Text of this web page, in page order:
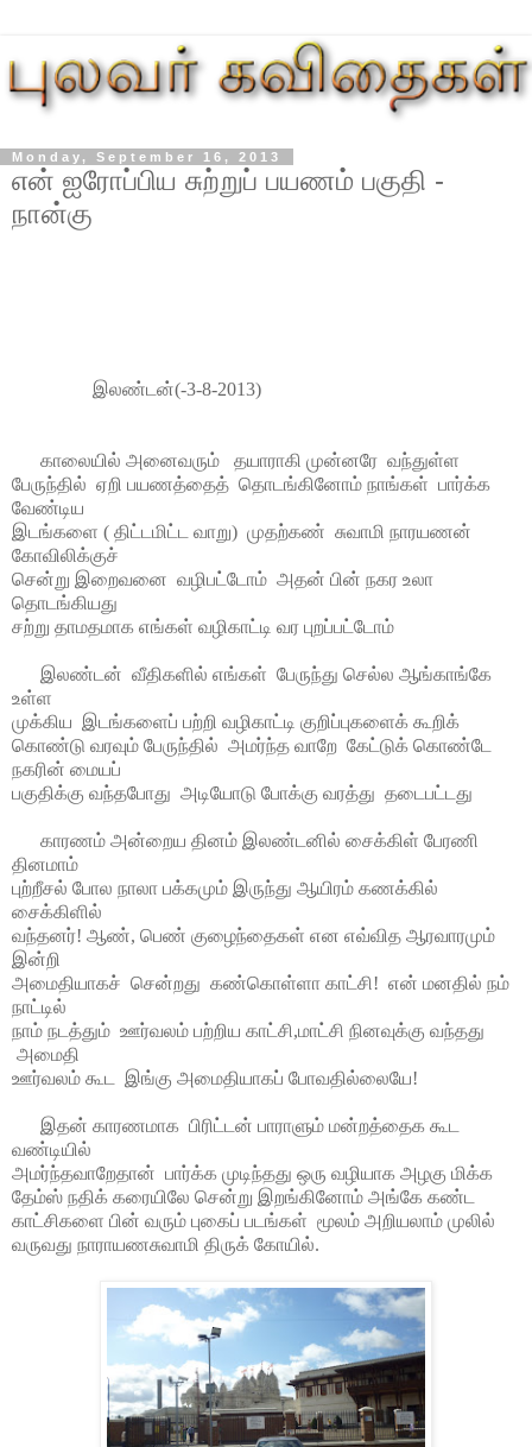
Monday, September 16, 2013
என் ஐரோப்பிய சுற்றுப் பயணம் பகுதி -
நான்கு
இலண்டன்(-3-8-2013)
காலையில் அனைவரும் தயாராகி முன்னரே வந்துள்ள
பேருந்தில் ஏறி பயணத்தைத் தொடங்கினோம் நாங்கள் பார்க்க
வேண்டிய
இடங்களை ( திட்டமிட்ட வாறு) முதற்கண் சுவாமி நாரயணன்
கோவிலிக்குச்
சென்று இறைவனை வழிபட்டோம் அதன் பின் நகர உலா
தொடங்கியது
சற்று தாமதமாக எங்கள் வழிகாட்டி வர புறப்பட்டோம்
இலண்டன் வீதிகளில் எங்கள் பேருந்து செல்ல ஆங்காங்கே
உள்ள
முக்கிய இடங்களைப் பற்றி வழிகாட்டி குறிப்புகளைக் கூறிக்
கொண்டு வரவும் பேருந்தில் அமர்ந்த வாறே கேட்டுக் கொண்டே
நகரின் மையப்
பகுதிக்கு வந்தபோது அடியோடு போக்கு வரத்து தடைபட்டது
காரணம் அன்றைய தினம் இலண்டனில் சைக்கிள் பேரணி
தினமாம்
புற்றீசல் போல நாலா பக்கமும் இருந்து ஆயிரம் கணக்கில்
சைக்கிளில்
வந்தனர்! ஆண், பெண் குழைந்தைகள் என எவ்வித ஆரவாரமும்
இன்றி
அமைதியாகச் சென்றது கண்கொள்ளா காட்சி! என் மனதில் நம்
நாட்டில்
நாம் நடத்தும் ஊர்வலம் பற்றிய காட்சி,மாட்சி நினவுக்கு வந்தது
அமைதி
ஊர்வலம் கூட
இங்கு அமைதியாகப் போவதில்லையே!
இதன் காரணமாக பிரிட்டன் பாராளும் மன்றத்தைக கூட
வண்டியில்
அமர்ந்தவாறேதான் பார்க்க முடிந்தது ஒரு வழியாக அழகு மிக்க
தேம்ஸ் நதிக் கரையிலே சென்று இறங்கினோம் அங்கே கண்ட
காட்சிகளை பின் வரும் புகைப் படங்கள் மூலம் அறியலாம் முலில்
வருவது நாராயணசுவாமி திருக் கோயில்.